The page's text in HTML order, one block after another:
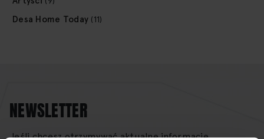
Desa Home Today (11)
NEWSLETTER
Jeśli chcesz otrzymywać aktualne informacje